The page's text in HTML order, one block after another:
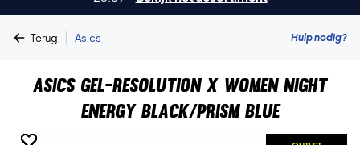
Terug | Asics Hulp nodig?
Asics Gel-Resolution X Women Night
Energy Black/Prism Blue